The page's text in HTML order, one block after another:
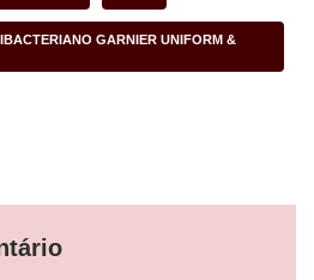
GARNIER UNIFORM &